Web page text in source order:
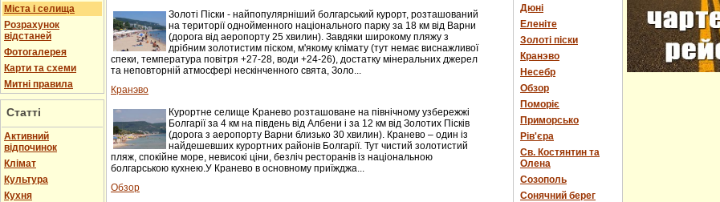
Міста і селища
Розрахунок
відстаней
Фотогалерея
Карти та схеми
Митні правила
Статті
Активний
відпочинок
Клімат
Культура
Кухня
Золоті Піски - найпопулярніший болгарський курорт, розташований
на території однойменного національного парку за 18 км від Варни
(дорога від аеропорту 25 хвилин). Завдяки широкому пляжу з
дрібним золотистим піском, м'якому клімату (тут немає виснажливої
спеки, температура повітря +27-28, води +24-26), достатку мінеральних джерел
та неповторній атмосфері нескінченного свята, Золо...
Кранэво
Курортне селище Kранево розташоване на північному узбережжі
Болгарії за 4 км на південь від Албени і за 12 км від Золотих Пісків
(дорога з аеропорту Варни близько 30 хвилин). Кранево – один із
найдешевших курортних районів Болгарії. Тут чистий золотистий
пляж, спокійне море, невисокі ціни, безліч ресторанів із національною
болгарською кухнею.У Кранево в основному приїжджа...
Обзор
Дюні
Еленіте
Золоті піски
Кранэво
Несебр
Обзор
Поморіє
Приморсько
Рів'єра
Св. Костянтин та
Олена
Созополь
Сонячний берег